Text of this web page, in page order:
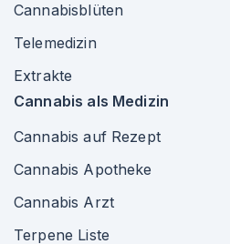
Cannabisblüten
Telemedizin
Extrakte
Cannabis als Medizin
Cannabis auf Rezept
Cannabis Apotheke
Cannabis Arzt
Terpene Liste